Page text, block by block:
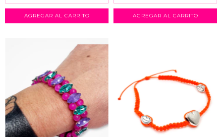
AGREGAR AL CARRITO AGREGAR AL CARRITO